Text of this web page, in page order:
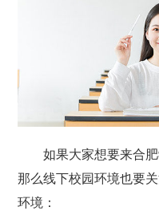
如果大家想要来合
那么线下校园环境也要
环境：